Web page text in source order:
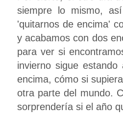
siempre lo mismo,
'quitarnos de encima'
y acabamos con dos
para ver si
invierno sigue
encima, cómo si
otra parte del mundo.
sorprendería si el año